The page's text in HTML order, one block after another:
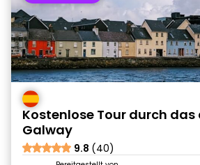
Kostenlose Tour durch
Galway
9.8 (40)